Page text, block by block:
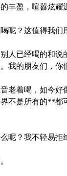
丰盈，喧嚣炫耀
呢？这值得我
人已经喝的和
我的朋友们，你
老着喝，如今
不是所有的**
呢？我不轻易拒